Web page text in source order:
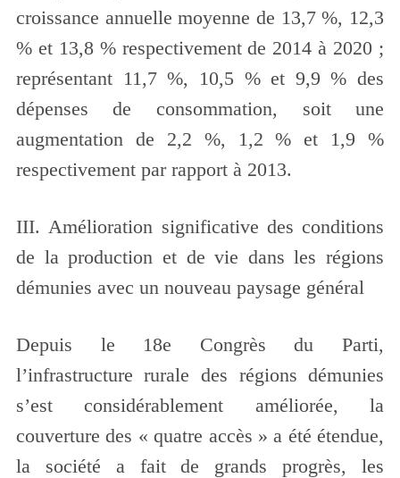
croissance annuelle moyenne de 13,7 %, 12,3
% et 13,8 % respectivement de 2014 à 2020 ;
représentant 11,7 %, 10,5 % et 9,9 % des
dépenses de consommation, soit une
augmentation de 2,2 %, 1,2 % et 1,9 %
respectivement par rapport à 2013.
III. Amélioration significative des conditions
de la production et de vie dans les régions
démunies avec un nouveau paysage général
Depuis le 18e Congrès du Parti,
l’infrastructure rurale des régions démunies
s’est considérablement améliorée, la
couverture des « quatre accès » a été étendue,
la société a fait de grands progrès, les